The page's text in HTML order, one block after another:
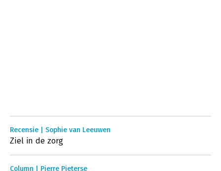
Recensie | Sophie van Leeuwen
Ziel in de zorg
Column | Pierre Pieterse